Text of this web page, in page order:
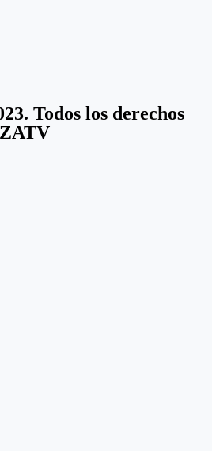
Todos los derechos